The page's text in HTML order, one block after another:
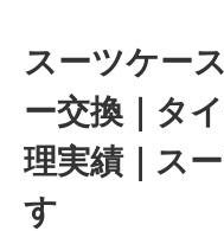
スーツケー
ー交換｜タ
理実績｜ス
す